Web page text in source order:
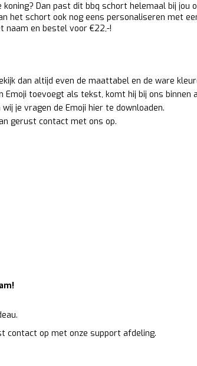
koning? Dan past dit bbq schort helemaal bij
het schort ook nog eens personaliseren met
naam en bestel voor €22,-!
dan altijd even de maattabel en de ware
toevoegt als tekst, komt hij bij ons binnen
je vragen de Emoji hier te downloaden.
gerust contact met ons op.
!
contact op met onze support afdeling.